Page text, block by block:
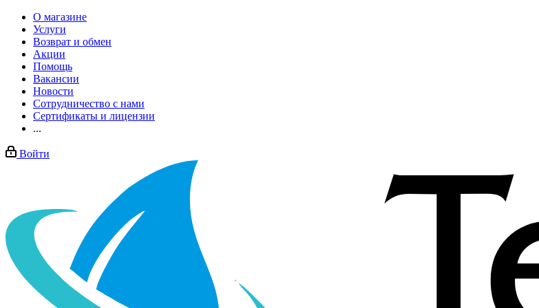
О магазине
Услуги
Возврат и обмен
Акции
Помощь
Вакансии
Новости
Сотрудничество с нами
Сертификаты и лицензии
...
Войти